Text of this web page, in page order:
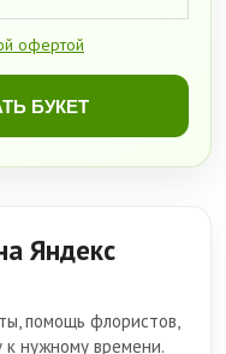
офертой
БУКЕТ
Яндекс
помощь флористов,
нужному времени.